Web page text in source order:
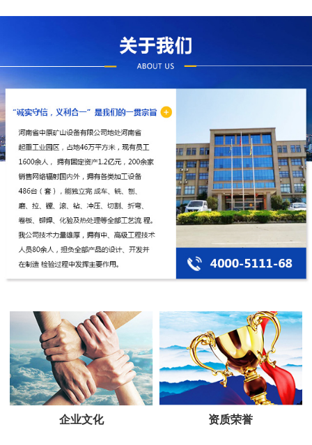
企业文化 资质荣誉